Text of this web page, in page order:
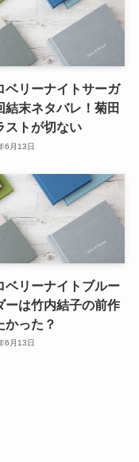
ベリーナイトサーガ
結末ネタバレ！菊田
ストが切ない
6月13日
ベリーナイトブルー
ーは竹内結子の前作
かった？
6月13日